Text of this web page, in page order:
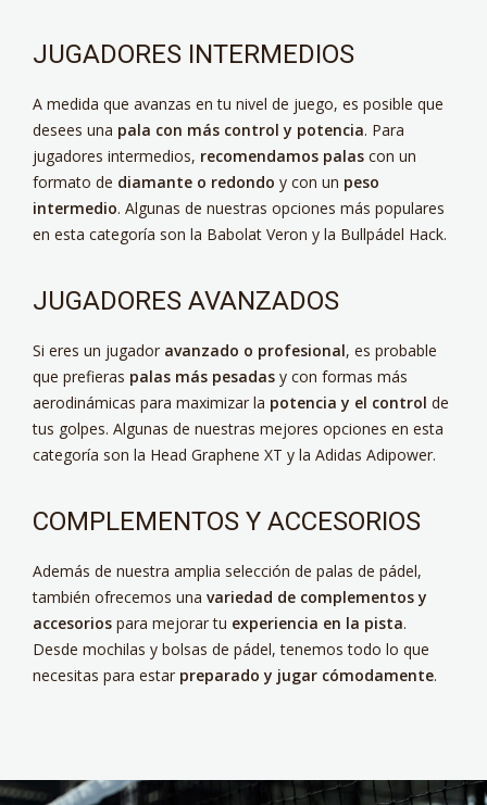
JUGADORES INTERMEDIOS
A medida que avanzas en tu nivel de juego, es posible que
desees una pala con más control y potencia. Para
jugadores intermedios, recomendamos palas con un
formato de diamante o redondo y con un peso
intermedio. Algunas de nuestras opciones más populares
en esta categoría son la Babolat Veron y la Bullpádel Hack.
JUGADORES AVANZADOS
Si eres un jugador avanzado o profesional, es probable
que prefieras palas más pesadas y con formas más
aerodinámicas para maximizar la potencia y el control de
tus golpes. Algunas de nuestras mejores opciones en esta
categoría son la Head Graphene XT y la Adidas Adipower.
COMPLEMENTOS Y ACCESORIOS
Además de nuestra amplia selección de palas de pádel,
también ofrecemos una variedad de complementos y
accesorios para mejorar tu experiencia en la pista.
Desde mochilas y bolsas de pádel, tenemos todo lo que
necesitas para estar preparado y jugar cómodamente.